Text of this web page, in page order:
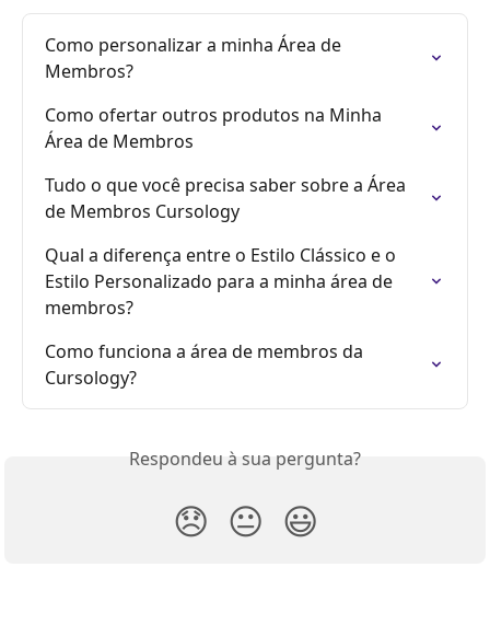
Como personalizar a minha Área de
Membros?
Como ofertar outros produtos na Minha
Área de Membros
Tudo o que você precisa saber sobre a Área
de Membros Cursology
Qual a diferença entre o Estilo Clássico e o
Estilo Personalizado para a minha área de
membros?
Como funciona a área de membros da
Cursology?
Respondeu à sua pergunta?
😞 😐 😃